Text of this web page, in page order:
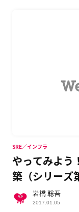
やってみよう
築（シリーズ
SRE／インフラ
岩橋 聡吾
2017.01.05